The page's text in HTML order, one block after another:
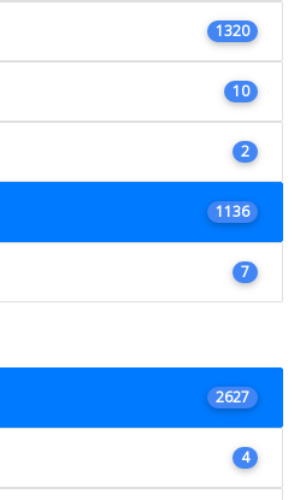
1320
10
2
1136
7
2627
4